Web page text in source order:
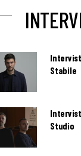
Stabile
Studio